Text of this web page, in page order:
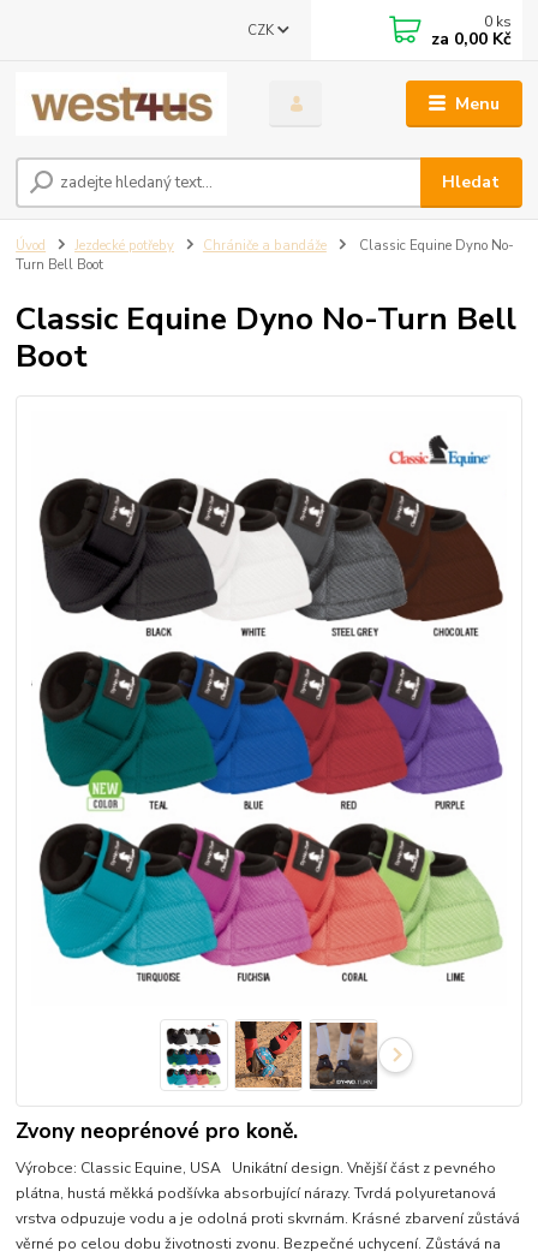
Menu
CZK
Hledat
0 ks
za 0,00 Kč
Úvod Jezdecké potřeby Chrániče a bandáže
Classic Equine Dyno No-
Turn Bell Boot
Classic Equine Dyno No-Turn Bell
Boot
Zvony neoprénové pro koně.
Výrobce: Classic Equine, USA Unikátní design. Vnější část z pevného
plátna, hustá měkká podšívka absorbující nárazy. Tvrdá polyuretanová
vrstva odpuzuje vodu a je odolná proti skvrnám. Krásné zbarvení zůstává
věrné po celou dobu životnosti zvonu. Bezpečné uchycení. Zůstává na